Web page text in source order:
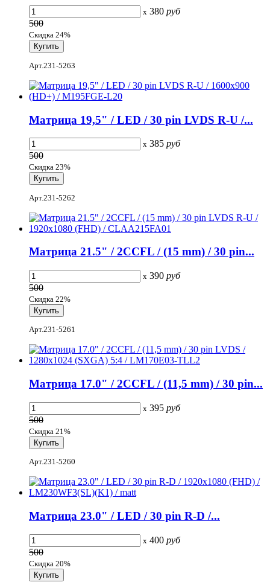
x 380 руб
500
Скидка 24%
Арт.231-5263
Матрица 19,5" / LED / 30 pin LVDS R-U /...
x 385 руб
500
Скидка 23%
Арт.231-5262
Матрица 21.5" / 2CCFL / (15 mm) / 30 pin...
x 390 руб
500
Скидка 22%
Арт.231-5261
Матрица 17.0" / 2CCFL / (11,5 mm) / 30 pin...
x 395 руб
500
Скидка 21%
Арт.231-5260
Матрица 23.0" / LED / 30 pin R-D /...
x 400 руб
500
Скидка 20%